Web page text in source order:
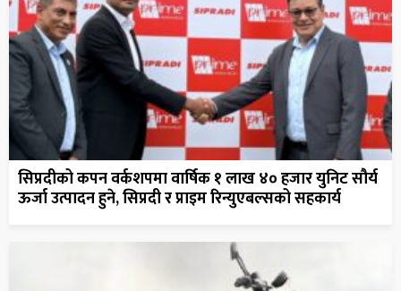
सिप्रदीको कपन वर्कशपमा वार्षिक १ लाख ४० हजार युनिट सौर्य
ऊर्जा उत्पादन हुने, सिप्रदी र प्राइम रिन्युएबल्सको सहकार्य